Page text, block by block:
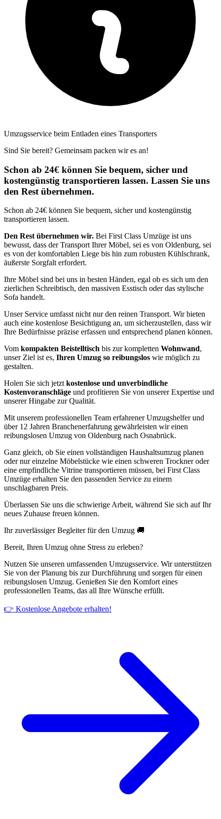
Umzugsservice beim Entladen eines Transporters
Sind Sie bereit? Gemeinsam packen wir es an!
Schon ab 24€ können Sie bequem, sicher und
kostengünstig transportieren lassen. Lassen Sie uns
den Rest übernehmen.
Schon ab 24€ können Sie bequem, sicher und kostengünstig
transportieren lassen.
Den Rest übernehmen wir. Bei First Class Umzüge ist uns
bewusst, dass der Transport Ihrer Möbel, sei es von Oldenburg, sei
es von der komfortablen Liege bis hin zum robusten Kühlschrank,
äußerste Sorgfalt erfordert.
Ihre Möbel sind bei uns in besten Händen, egal ob es sich um den
zierlichen Schreibtisch, den massiven Esstisch oder das stylische
Sofa handelt.
Unser Service umfasst nicht nur den reinen Transport. Wir bieten
auch eine kostenlose Besichtigung an, um sicherzustellen, dass wir
Ihre Bedürfnisse präzise erfassen und entsprechend planen können.
Vom kompakten Beistelltisch bis zur kompletten Wohnwand,
unser Ziel ist es, Ihren Umzug so reibungslos wie möglich zu
gestalten.
Holen Sie sich jetzt kostenlose und unverbindliche
Kostenvoranschläge und profitieren Sie von unserer Expertise und
unserer Hingabe zur Qualität.
Mit unserem professionellen Team erfahrener Umzugshelfer und
über 12 Jahren Branchenerfahrung gewährleisten wir einen
reibungslosen Umzug von Oldenburg nach Osnabrück.
Ganz gleich, ob Sie einen vollständigen Haushaltsumzug planen
oder nur einzelne Möbelstücke wie einen schweren Trockner oder
eine empfindliche Vitrine transportieren müssen, bei First Class
Umzüge erhalten Sie den passenden Service zu einem
unschlagbaren Preis.
Überlassen Sie uns die schwierige Arbeit, während Sie sich auf Ihr
neues Zuhause freuen können.
Ihr zuverlässiger Begleiter für den Umzug 🚚
Bereit, Ihren Umzug ohne Stress zu erleben?
Nutzen Sie unseren umfassenden Umzugsservice. Wir unterstützen
Sie von der Planung bis zur Durchführung und sorgen für einen
reibungslosen Umzug. Genießen Sie den Komfort eines
professionellen Teams, das all Ihre Wünsche erfüllt.
👉 Kostenlose Angebote erhalten!